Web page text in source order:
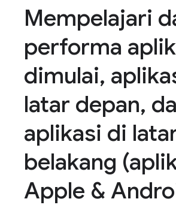
Mempelajari
performa
dimulai,
latar depan,
aplikasi di
belakang
Apple &